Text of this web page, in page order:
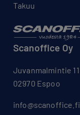
Takuu
Scanoffice Oy
Juvanmalmintie 11
02970 Espoo
info@scanoffice.fi